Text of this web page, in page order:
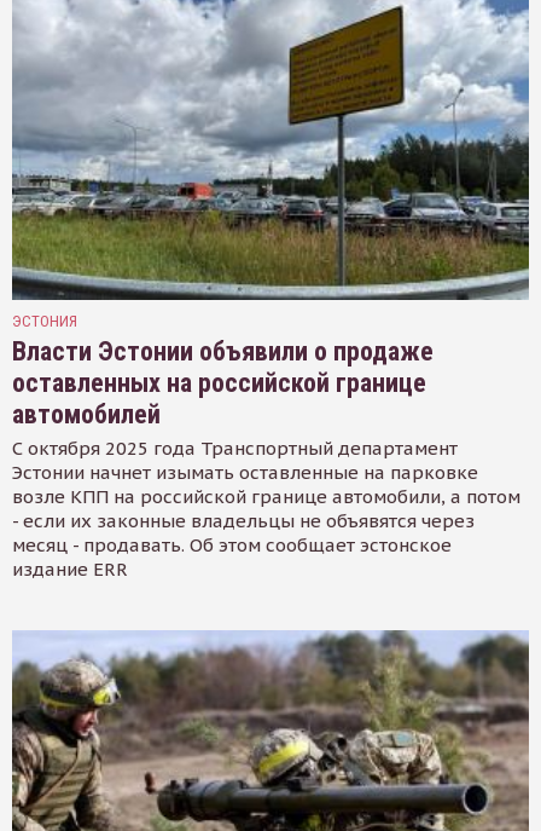
ЭСТОНИЯ
Власти Эстонии объявили о продаже
оставленных на российской границе
автомобилей
С октября 2025 года Транспортный департамент
Эстонии начнет изымать оставленные на парковке
возле КПП на российской границе автомобили, а потом
- если их законные владельцы не объявятся через
месяц - продавать. Об этом сообщает эстонское
издание ERR